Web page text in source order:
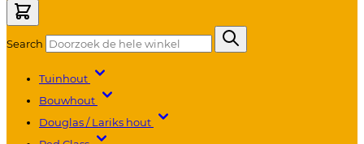
Search
Tuinhout
Bouwhout
Douglas / Lariks hout